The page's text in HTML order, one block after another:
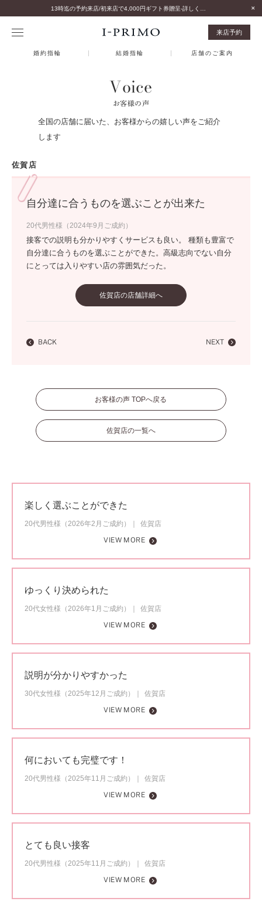
来店予約
婚約指輪 結婚指輪 店舗のご案内
Voice
お客様の声
全国の店舗に届いた、お客様からの嬉しい声をご紹介
します
佐賀店
自分達に合うものを選ぶことが出来た
20代男性様（2024年9月ご成約）
接客での説明も分かりやすくサービスも良い。 種類も豊富で
自分達に合うものを選ぶことができた。高級志向でない自分
にとっては入りやすい店の雰囲気だった。
佐賀店の店舗詳細へ
BACK NEXT
お客様の声 TOPへ戻る
佐賀店の一覧へ
楽しく選ぶことができた
20代男性様（2026年2月ご成約）
佐賀店
VIEW MORE
ゆっくり決められた
20代女性様（2026年1月ご成約）
佐賀店
VIEW MORE
説明が分かりやすかった
30代女性様（2025年12月ご成約）
佐賀店
VIEW MORE
何においても完璧です！
20代男性様（2025年11月ご成約）
佐賀店
VIEW MORE
とても良い接客
20代男性様（2025年11月ご成約）
佐賀店
VIEW MORE